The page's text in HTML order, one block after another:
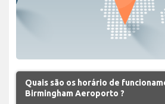
Quais são os horário de
Birmingham Aeroporto ?